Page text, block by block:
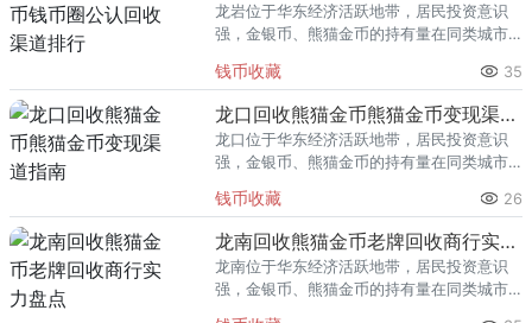
龙岩位于华东经济活跃地带，居民投资意识
强，金银币、熊猫金币的持有量在同类城市
熊猫金币的需求就明显升温，但鱼龙混杂的
回收渠道里，能精准识别版别溢
钱币收藏 35
龙口回收熊猫金币熊猫金币变现渠道指南
龙口位于华东经济活跃地带，居民投资意识
强，金银币、熊猫金币的持有量在同类城市
熊猫金币的需求就明显升温，但鱼龙混杂的
回收渠道里，能精准识别版别溢
钱币收藏 26
龙南回收熊猫金币老牌回收商行实力盘点
龙南位于华东经济活跃地带，居民投资意识
强，金银币、熊猫金币的持有量在同类城市